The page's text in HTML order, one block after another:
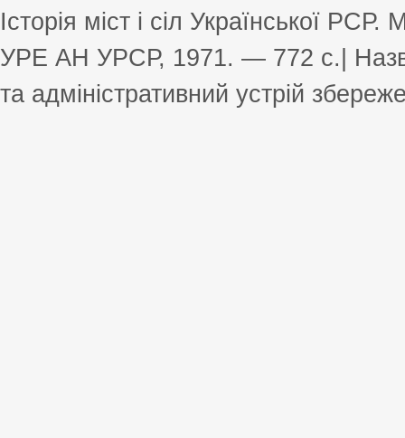
Історія міст і сіл Української
УРЕ АН УРСР, 1971. — 772 с.| Назви
та адміністративний устрій